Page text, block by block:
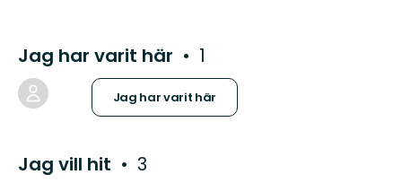
Jag har varit här 1
Jag har varit här
Jag vill hit 3